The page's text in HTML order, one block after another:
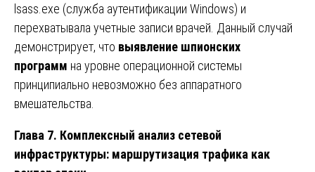
lsass.exe (служба аутентификации Windows) и
перехватывала учетные записи врачей. Данный случай
демонстрирует, что выявление шпионских
программ на уровне операционной системы
принципиально невозможно без аппаратного
вмешательства.
Глава 7. Комплексный анализ сетевой
инфраструктуры: маршрутизация трафика как